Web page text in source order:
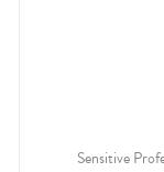
Sensitive